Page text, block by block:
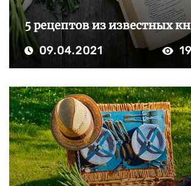
5 рецептов из известных
09.04.2021